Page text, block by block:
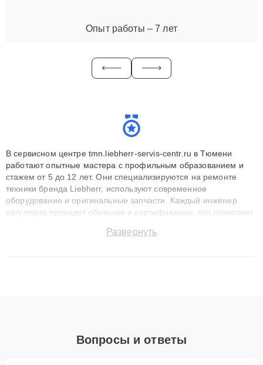
Опыт работы – 7 лет
В сервисном центре tmn.liebherr-servis-centr.ru в Тюмени
работают опытные мастера с профильным образованием и
стажем от 5 до 12 лет. Они специализируются на ремонте
техники бренда Liebherr, используют современное
оборудование и оригинальные запчасти. Каждый инженер
регулярно проходит обучение и сертификацию, что позволяет
технику с сохранением гарантии до 3 лет. Наши мастера
Развернуть
Вопросы и ответы